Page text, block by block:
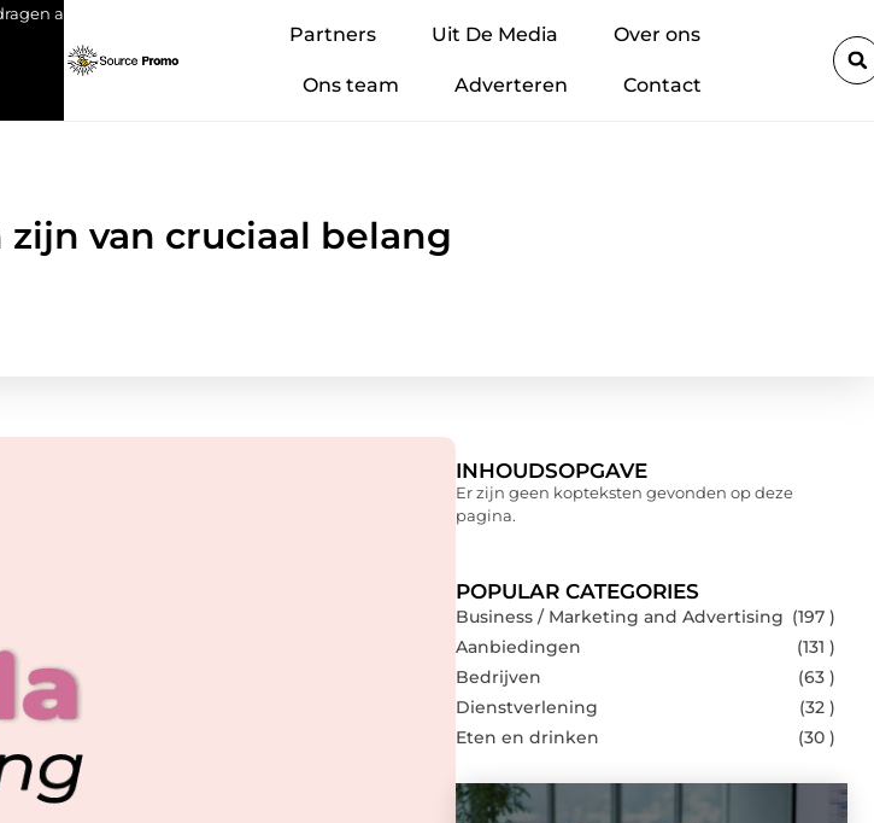
je kind: een stap met impact
Partners Uit De Media Over ons
Ons team Adverteren Contact
van cruciaal belang
INHOUDSOPGAVE
Er zijn geen kopteksten gevonden op deze
pagina.
POPULAR CATEGORIES
Business / Marketing and Advertising (197 )
Aanbiedingen
(131 )
Bedrijven
(63 )
Dienstverlening
(32 )
Eten en drinken
(30 )